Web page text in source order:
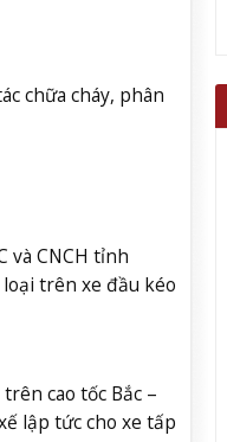
chữa cháy, phân
và CNCH tỉnh
trên xe đầu kéo
cao tốc Bắc –
lập tức cho xe tấp